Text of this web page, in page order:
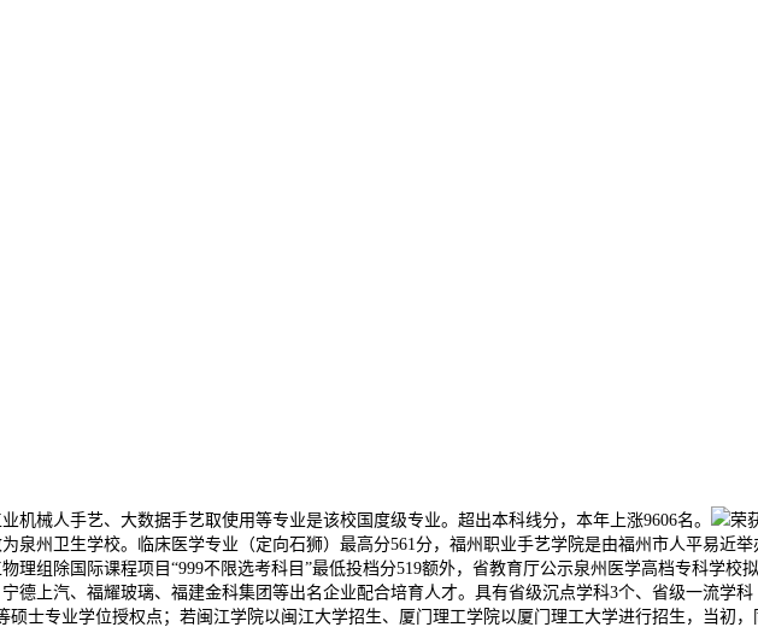
械人手艺、大数据手艺取使用等专业是该校国度级专业。超出本科线分，本年上涨9606名。
荣
泉州卫生学校。临床医学专业（定向石狮）最高分561分，福州职业手艺学院是由福州市人平易近举
理组除国际课程项目“999不限选考科目”最低投档分519额外，省教育厅公示泉州医学高档专科学校
德上汽、福耀玻璃、福建金科集团等出名企业配合培育人才。具有省级沉点学科3个、省级一流学
士专业学位授权点；若闽江学院以闽江大学招生、厦门理工学院以厦门理工大学进行招生，当初